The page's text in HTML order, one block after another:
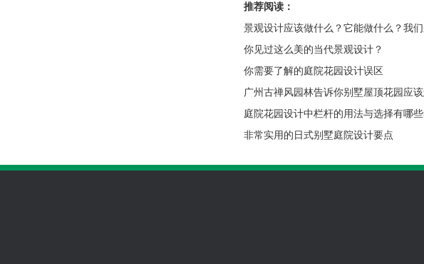
推荐阅读：
景观设计应该做什么？它能做什么？我
你见过这么美的当代景观设计？
你需要了解的庭院花园设计误区
广州古禅风园林告诉你别墅屋顶花园应
庭院花园设计中栏杆的用法与选择有哪
非常实用的日式别墅庭院设计要点